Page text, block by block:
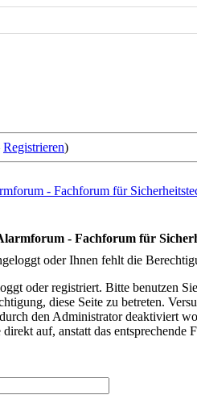
Registrieren)
- Fachforum für
- Fachforum für
oder Ihnen fehlt die
oder registriert. Bitte benutzen
diese Seite zu betreten.
den Administrator deaktiviert
direkt auf, anstatt das